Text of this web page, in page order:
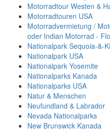
Motorradtour Westen &
Motorradtouren USA
Motorradvermietung /
oder Indian Motorrad -
Nationalpark Sequoia-&-
Nationalpark USA
Nationalpark Yosemite
Nationalparks Kanada
Nationalparks USA
Natur & Menschen
Neufundland & Labrador
Nevada Nationalparks
New Brunswick Kanada